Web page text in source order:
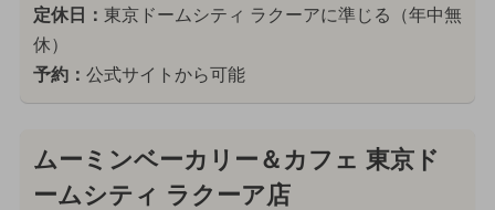
定休日： 東京ドームシティ ラクーアに準じる（年中無
休）
予約： 公式サイトから可能
ムーミンベーカリー＆カフェ 東京ド
ームシティ ラクーア店